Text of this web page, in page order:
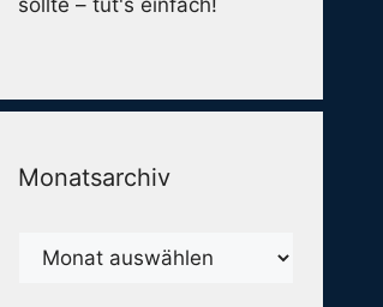
sollte – tut's einfach!
Monatsarchiv
Monatsarchiv